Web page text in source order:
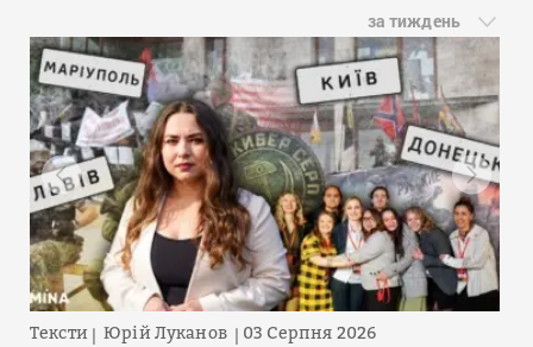
за тиждень
Тексти Юрій Луканов 03 Серпня 2026